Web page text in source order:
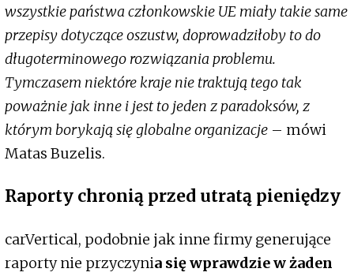
wszystkie państwa członkowskie UE miały takie same
przepisy dotyczące oszustw, doprowadziłoby to do
długoterminowego rozwiązania problemu.
Tymczasem niektóre kraje nie traktują tego tak
poważnie jak inne i jest to jeden z paradoksów, z
którym borykają się globalne organizacje – mówi
Matas Buzelis.
Raporty chronią przed utratą pieniędzy
carVertical, podobnie jak inne firmy generujące
raporty nie przyczynia się wprawdzie w żaden